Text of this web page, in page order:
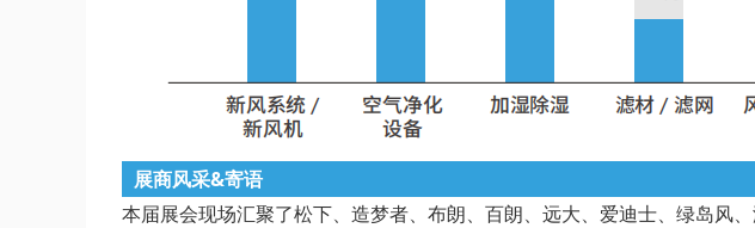
展商风采&寄语
本届展会现场汇聚了松下、造梦者、布朗、百朗、远大、爱迪士、绿岛风